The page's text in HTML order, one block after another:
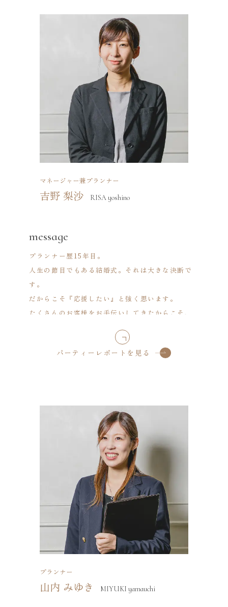
マネージャー兼プランナー
吉野 梨沙 RISA yoshino
message
プランナー歴15年目。
人生の節目でもある結婚式。それは大きな決断で
す。
だからこそ『応援したい』と強く思います。
たくさんのお客様をお手伝いしてきたからこそ、
そして結婚式はゴールではなく、始まりだと思い
結婚式後も『生涯繋がっていたい』と思えるよう
なそんな関係を目指しています。
だからこそ、1組1組を大事にして、そして1人1人
と向き合うことを大事にしています。
選んだことを後悔させません。一線でプランナー
として活躍中。
パーティーレポートを見る
プランナー
山内 みゆき MIYUKI yamauchi